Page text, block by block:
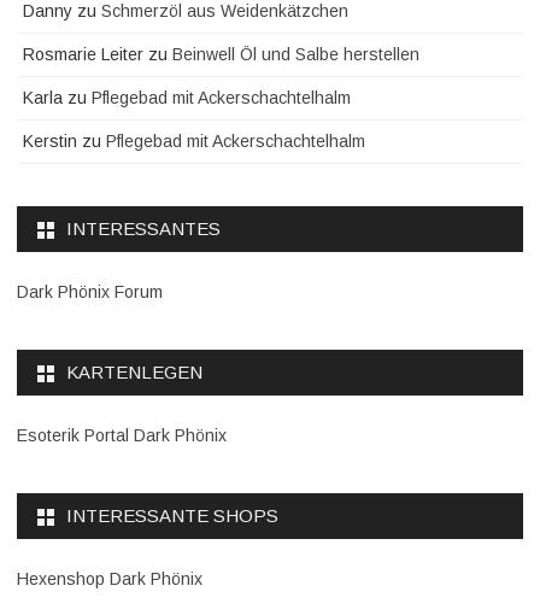
Danny zu Schmerzöl aus Weidenkätzchen
Rosmarie Leiter zu Beinwell Öl und Salbe herstellen
Karla zu Pflegebad mit Ackerschachtelhalm
Kerstin zu Pflegebad mit Ackerschachtelhalm
INTERESSANTES
Dark Phönix Forum
KARTENLEGEN
Esoterik Portal Dark Phönix
INTERESSANTE SHOPS
Hexenshop Dark Phönix